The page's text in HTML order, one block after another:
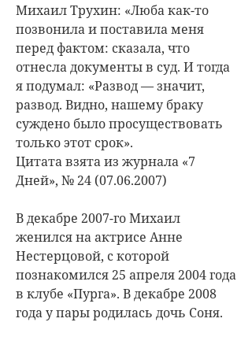
Михаил Трухин: «Люба как-то
позвонила и поставила меня
перед фактом: сказала, что
отнесла документы в суд. И тогда
я подумал: «Развод — значит,
развод. Видно, нашему браку
суждено было просуществовать
только этот срок».
Цитата взята из журнала «7
Дней», № 24 (07.06.2007)
В декабре 2007-го Михаил
женился на актрисе Анне
Нестерцовой, с которой
познакомился 25 апреля 2004 года
в клубе «Пурга». В декабре 2008
года у пары родилась дочь Соня.